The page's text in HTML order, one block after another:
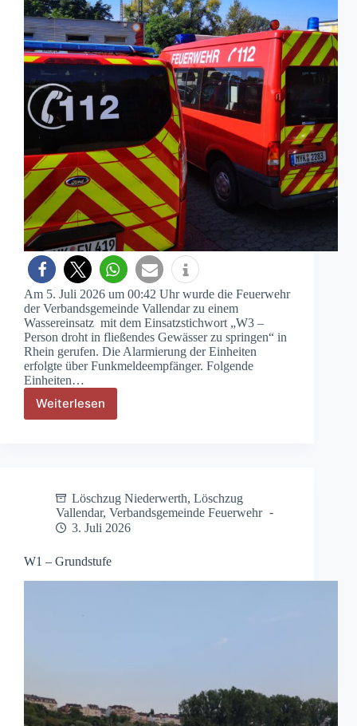
Am 5. Juli 2026 um 00:42 Uhr wurde die Feuerwehr
der Verbandsgemeinde Vallendar zu einem
Wassereinsatz mit dem Einsatzstichwort „W3 –
Person droht in fließendes Gewässer zu springen“ in
Rhein gerufen. Die Alarmierung der Einheiten
erfolgte über Funkmeldeempfänger. Folgende
Einheiten…
Weiterlesen
W3
Gewässer
zu
springen
Löschzug Niederwerth, Löschzug
Vallendar, Verbandsgemeinde Feuerwehr
3. Juli 2026
W1 – Grundstufe